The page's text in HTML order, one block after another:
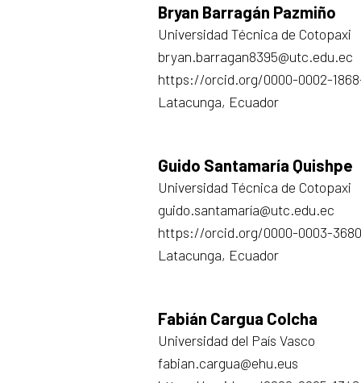
Bryan Barragán Pazmiño
Universidad Técnica de Cotopaxi
bryan.barragan8395@utc.edu.ec
https://orcid.org/0000-0002-
Latacunga, Ecuador
Guido Santamaría Quishpe
Universidad Técnica de Cotopaxi
guido.santamaría@utc.edu.ec
https://orcid.org/0000-0003-
Latacunga, Ecuador
Fabián Cargua Colcha
Universidad del País Vasco
fabian.cargua@ehu.eus